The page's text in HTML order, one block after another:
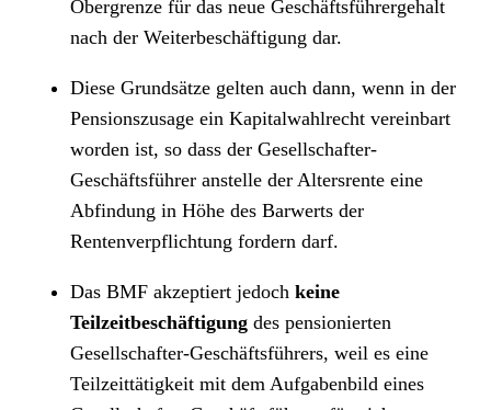
Obergrenze für das neue Geschäftsführergehalt
nach der Weiterbeschäftigung dar.
Diese Grundsätze gelten auch dann, wenn in der
Pensionszusage ein Kapitalwahlrecht vereinbart
worden ist, so dass der Gesellschafter-
Geschäftsführer anstelle der Altersrente eine
Abfindung in Höhe des Barwerts der
Rentenverpflichtung fordern darf.
Das BMF akzeptiert jedoch keine
Teilzeitbeschäftigung des pensionierten
Gesellschafter-Geschäftsführers, weil es eine
Teilzeittätigkeit mit dem Aufgabenbild eines